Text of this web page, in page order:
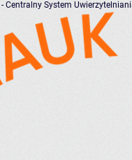
- Centralny System